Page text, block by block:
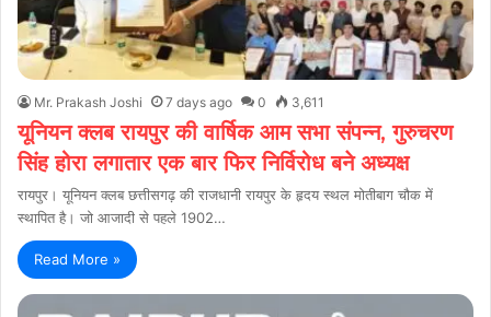
Mr. Prakash Joshi 7 days ago 0 3,611
यूनियन क्लब रायपुर की वार्षिक आम सभा संपन्न, गुरुचरण
सिंह होरा लगातार एक बार फिर निर्विरोध बने अध्यक्ष
रायपुर। यूनियन क्लब छत्तीसगढ़ की राजधानी रायपुर के हृदय स्थल मोतीबाग चौक में
स्थापित है। जो आजादी से पहले 1902…
Read More »